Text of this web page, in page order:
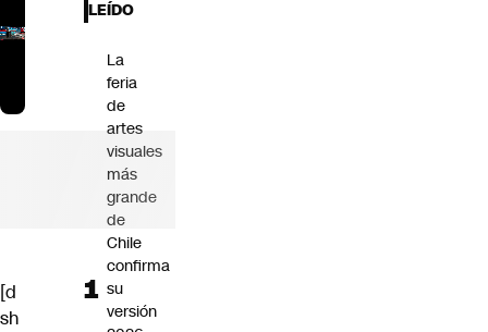
[d
sh
LEÍDO
La
feria
de
artes
visuales
más
grande
de
Chile
confirma
su
versión